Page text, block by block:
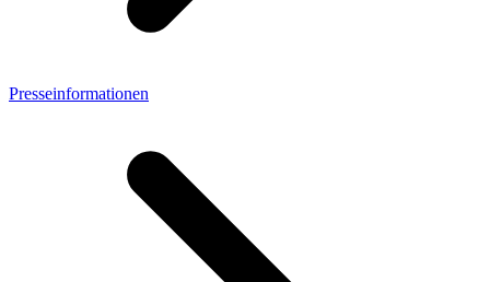
Presseinformationen